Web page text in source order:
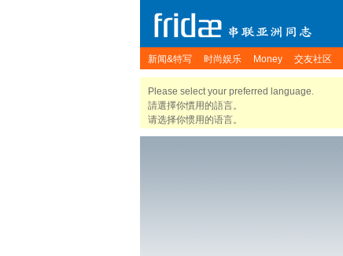
新闻&特写 时尚娱乐 Money 交友社区
Please select your preferred language.
請選擇你慣用的語言。
请选择你惯用的语言。